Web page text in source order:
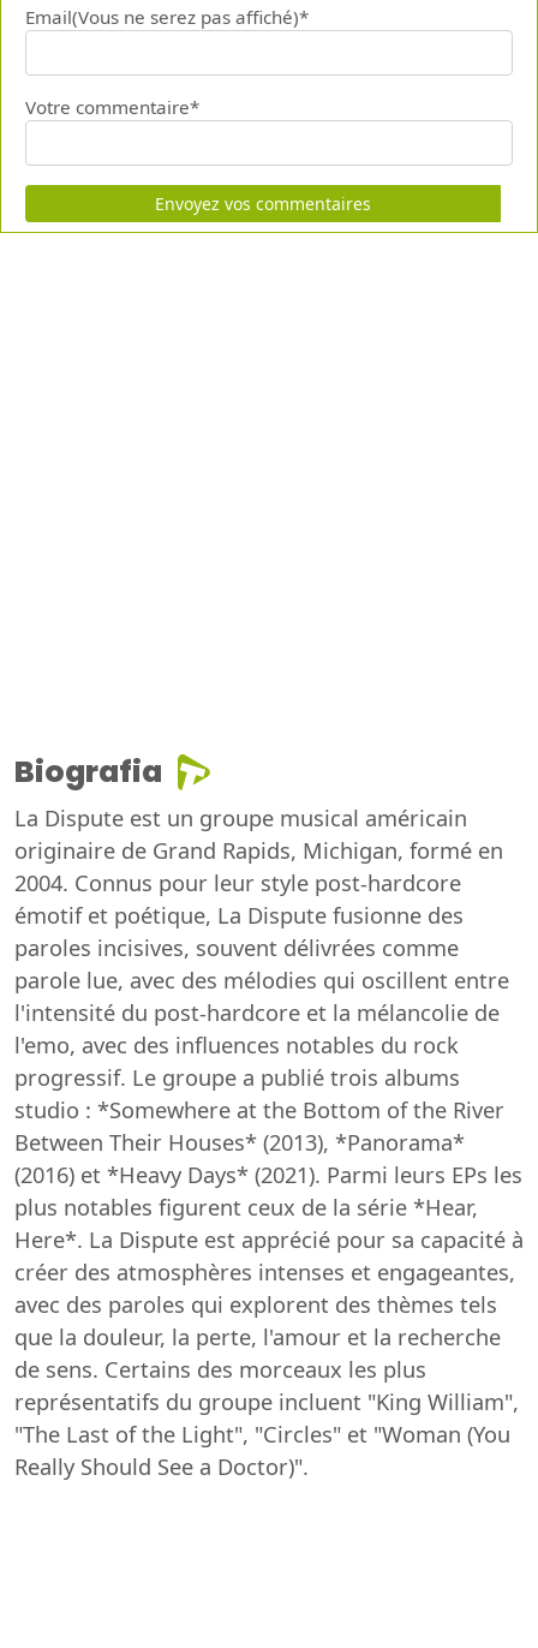
Email(Vous ne serez pas affiché)*
Votre commentaire*
Envoyez vos commentaires
Biografia
La Dispute est un groupe musical américain
originaire de Grand Rapids, Michigan, formé en
2004. Connus pour leur style post-hardcore
émotif et poétique, La Dispute fusionne des
paroles incisives, souvent délivrées comme
parole lue, avec des mélodies qui oscillent entre
l'intensité du post-hardcore et la mélancolie de
l'emo, avec des influences notables du rock
progressif. Le groupe a publié trois albums
studio : *Somewhere at the Bottom of the River
Between Their Houses* (2013), *Panorama*
(2016) et *Heavy Days* (2021). Parmi leurs EPs les
plus notables figurent ceux de la série *Hear,
Here*. La Dispute est apprécié pour sa capacité à
créer des atmosphères intenses et engageantes,
avec des paroles qui explorent des thèmes tels
que la douleur, la perte, l'amour et la recherche
de sens. Certains des morceaux les plus
représentatifs du groupe incluent "King William",
"The Last of the Light", "Circles" et "Woman (You
Really Should See a Doctor)".